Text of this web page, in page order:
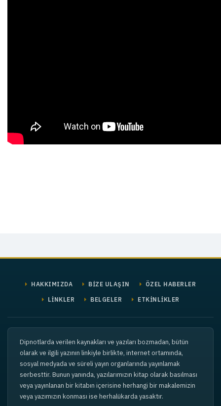
HAKKIMIZDA BİZE ULAŞIN ÖZEL HABERLER
LİNKLER BELGELER ETKİNLİKLER
Dipnotlarda verilen kaynakları ve yazıları bozmadan, bütün
olarak ve ilgili yazının linkiyle birlikte, internet ortamında,
sosyal medyada ve süreli yayın organlarında yayınlamak
serbesttir. Bunun yanında, yazılarımızın kitap olarak basılması
veya yayınlanan bir kitabın içerisine herhangi bir makalemizin
veya yazımızın konması ise herhalükarda yasaktır.